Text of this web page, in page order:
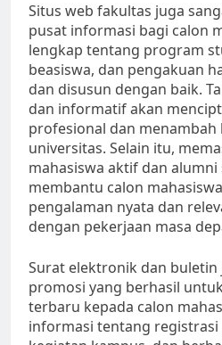
Situs web fakultas juga
pusat informasi bagi calon
lengkap tentang program
beasiswa, dan pengakuan
dan disusun dengan baik.
dan informatif akan
profesional dan menambah
universitas. Selain itu,
mahasiswa aktif dan alumni
membantu calon
pengalaman nyata dan
dengan pekerjaan masa
Surat elektronik dan buletin
promosi yang berhasil
terbaru kepada calon
informasi tentang registrasi